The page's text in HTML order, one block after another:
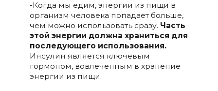
-Когда мы едим, энергии из пищи в
организм человека попадает больше,
чем можно использовать сразу. Часть
этой энергии должна храниться для
последующего использования.
Инсулин является ключевым
гормоном, вовлеченным в хранение
энергии из пищи.